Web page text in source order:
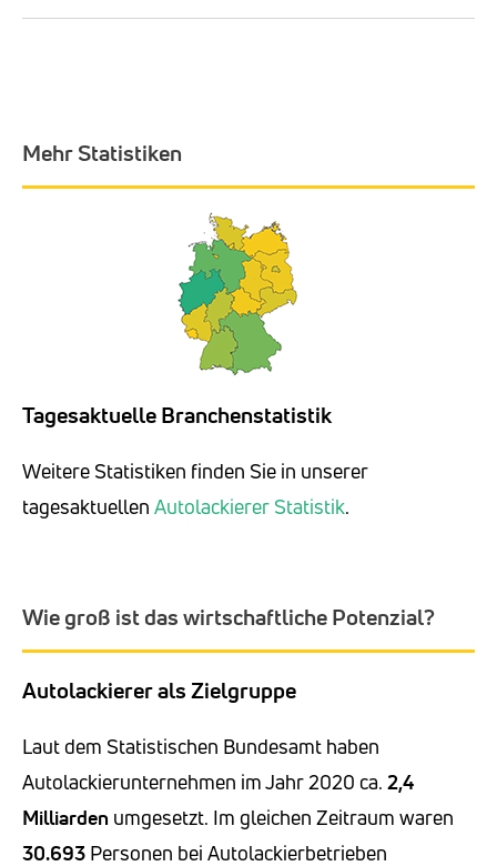
Mehr Statistiken
Tagesaktuelle Branchenstatistik
Weitere Statistiken finden Sie in unserer
tagesaktuellen Autolackierer Statistik.
Wie groß ist das wirtschaftliche Potenzial?
Autolackierer als Zielgruppe
Laut dem Statistischen Bundesamt haben
Autolackierunternehmen im Jahr 2020 ca. 2,4
Milliarden umgesetzt. Im gleichen Zeitraum waren
30.693 Personen bei Autolackierbetrieben